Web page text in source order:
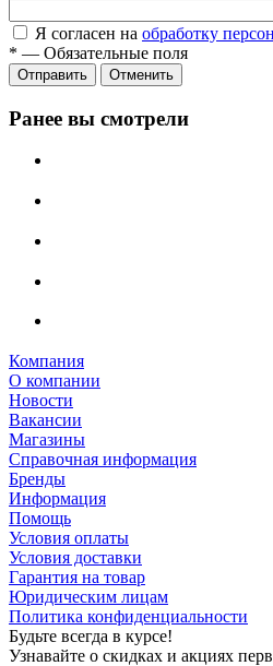
Я согласен на обработку
* — Обязательные поля
Отправить Отменить
Ранее вы смотрели
Компания
О компании
Новости
Вакансии
Магазины
Справочная информация
Бренды
Информация
Помощь
Условия оплаты
Условия доставки
Гарантия на товар
Юридическим лицам
Политика конфиденциальности
Будьте всегда в курсе!
Узнавайте о скидках и акциях